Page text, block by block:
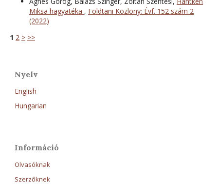
Miksa hagyatéka , Földtani Közlöny: Évf. 152 szám 2
(2022)
1 2 > >>
Nyelv
English
Hungarian
Információ
Olvasóknak
Szerzőknek